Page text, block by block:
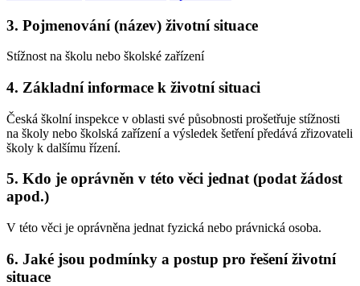
3. Pojmenování (název) životní situace
Stížnost na školu nebo školské zařízení
4. Základní informace k životní situaci
Česká školní inspekce v oblasti své působnosti prošetřuje stížnosti
na školy nebo školská zařízení a výsledek šetření předává zřizovateli
školy k dalšímu řízení.
5. Kdo je oprávněn v této věci jednat (podat žádost
apod.)
V této věci je oprávněna jednat fyzická nebo právnická osoba.
6. Jaké jsou podmínky a postup pro řešení životní
situace